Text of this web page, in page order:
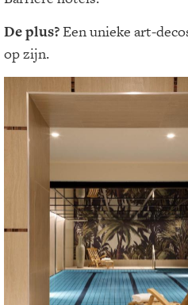
De plus?Een unieke art-
op zijn.